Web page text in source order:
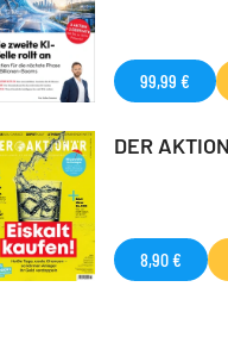
99,99 €
DER
8,90 €